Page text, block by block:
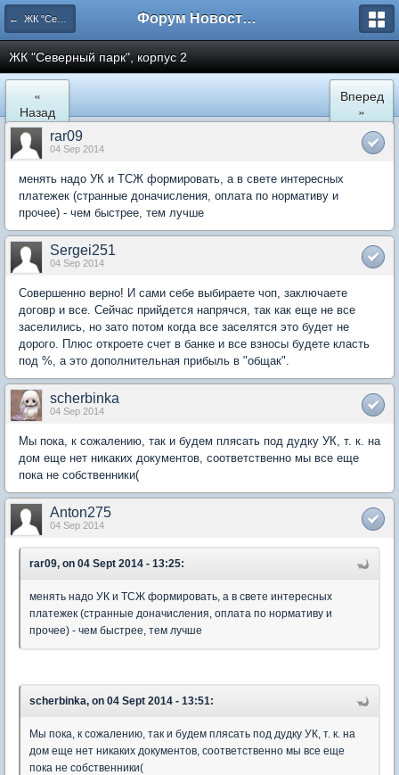
← ЖК "Северный Парк" Форум Новостройки
ЖК "Северный парк", корпус 2
«
Назад
Вперед
»
rar09
04 Sep 2014
менять надо УК и ТСЖ формировать, а в свете интересных
платежек (странные доначисления, оплата по нормативу и
прочее) - чем быстрее, тем лучше
Sergei251
04 Sep 2014
Совершенно верно! И сами себе выбираете чоп, заключаете
договр и все. Сейчас прийдется напрячся, так как еще не все
заселились, но зато потом когда все заселятся это будет не
дорого. Плюс откроете счет в банке и все взносы будете класть
под %, а это дополнительная прибыль в "общак".
scherbinka
04 Sep 2014
Мы пока, к сожалению, так и будем плясать под дудку УК, т. к. на
дом еще нет никаких документов, соответственно мы все еще
пока не собственники(
Anton275
04 Sep 2014
rar09, on 04 Sept 2014 - 13:25:
менять надо УК и ТСЖ формировать, а в свете интересных
платежек (странные доначисления, оплата по нормативу и
прочее) - чем быстрее, тем лучше
scherbinka, on 04 Sept 2014 - 13:51:
Мы пока, к сожалению, так и будем плясать под дудку УК, т. к. на
дом еще нет никаких документов, соответственно мы все еще
пока не собственники(